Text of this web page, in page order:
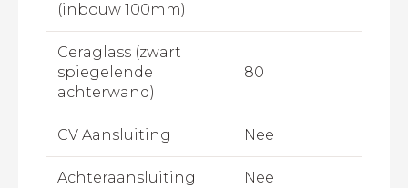
(inbouw 100mm)
Ceraglass (zwart
spiegelende
achterwand)
80
CV Aansluiting Nee
Achteraansluiting Nee